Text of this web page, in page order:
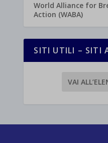
World Alliance for
Action (WABA)
SITI UTILI – SITI
VAI